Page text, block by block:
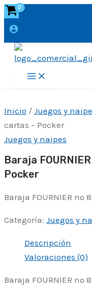
Ir
al
Main
Menu
Inicio / Juegos y
cartas – Pocker
Juegos y naipes
Baraja
Pocker
Baraja FOURNIER nº
Categoría: Juegos y
Descripción
Valoraciones (0)
Baraja FOURNIER nº